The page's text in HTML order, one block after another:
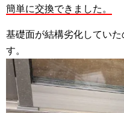
簡単に交換できました。
基礎面が結構劣化してい
す。